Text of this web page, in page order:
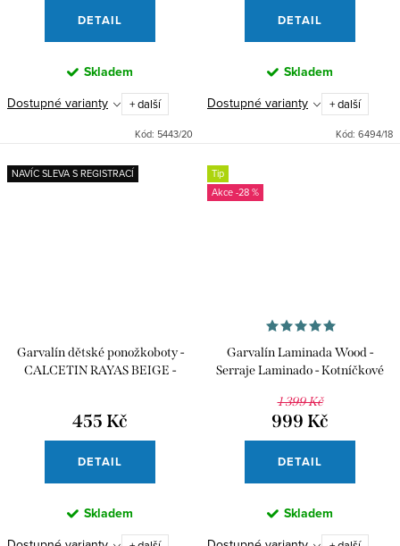
DETAIL
Skladem
Dostupné varianty
+ další
Kód: 5443/20
DETAIL
Skladem
Dostupné varianty
+ další
Kód: 6494/18
NAVÍC SLEVA S REGISTRACÍ
Garvalín dětské ponožkoboty -
CALCETIN RAYAS BEIGE -
455 Kč
DETAIL
Skladem
Tip
-28 %
Garvalín Laminada Wood -
Serraje Laminado - Kotníčkové
1 399 Kč
999 Kč
DETAIL
Skladem